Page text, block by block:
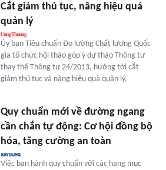
Cắt giảm thủ tục, nâng hiệu quả
quản lý
Ủy ban Tiêu chuẩn Đo lường Chất lượng Quốc
gia tổ chức hội thảo góp ý dự thảo Thông tư
thay thế Thông tư 24/2013, hướng tới cắt
giảm thủ tục và nâng hiệu quả quản lý.
Quy chuẩn mới về đường ngang
cần chắn tự động: Cơ hội đồng bộ
hóa, tăng cường an toàn
Việc ban hành quy chuẩn với các hạng mục